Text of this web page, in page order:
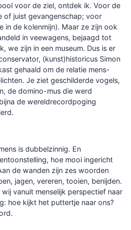
voor de ziel, ontdek ik. Voor de
of juist gevangenschap; voor
in de kolenmijn). Maar ze zijn ook
in veewagens, bejaagd tot
we zijn in een museum. Dus is er
(kunst)historicus Simon
gehaald om de relatie mens-
Je ziet geschilderde vogels,
de domino-mus die werd
de wereldrecordpoging
is dubbelzinnig. En
hoe mooi ingericht
de wanden zijn zes woorden
jagen, vereren, tooien, benijden.
vanuit menselijk perspectief naar
hoe kijkt het puttertje naar ons?